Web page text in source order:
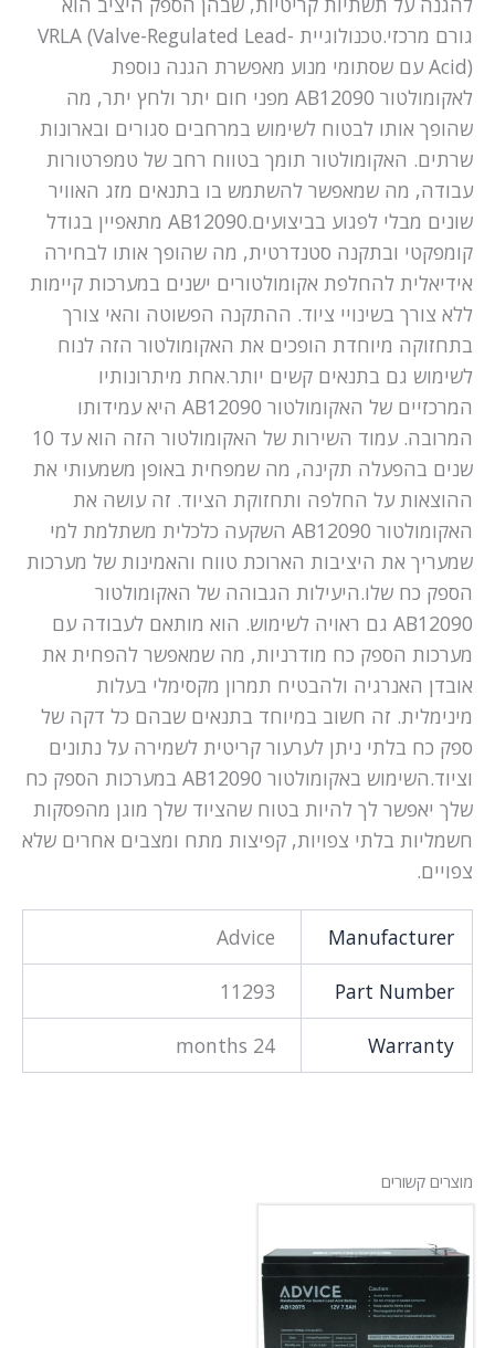
גורם מרכזי.טכנולוגיית VRLA (Valve-Regulated Lead-
Acid) עם שסתומי מנוע מאפשרת הגנה נוספת
לאקומולטור AB12090 מפני חום יתר ולחץ יתר, מה
שהופך אותו לבטוח לשימוש במרחבים סגורים ובארונות
שרתים. האקומולטור תומך בטווח רחב של טמפרטורות
עבודה, מה שמאפשר להשתמש בו בתנאים מזג האוויר
שונים מבלי לפגוע בביצועים.AB12090 מתאפיין בגודל
קומפקטי ובתקנה סטנדרטית, מה שהופך אותו לבחירה
אידיאלית להחלפת אקומולטורים ישנים במערכות קיימות
ללא צורך בשינויי ציוד. ההתקנה הפשוטה והאי צורך
בתחזוקה מיוחדת הופכים את האקומולטור הזה לנוח
לשימוש גם בתנאים קשים יותר.אחת מיתרונותיו
המרכזיים של האקומולטור AB12090 היא עמידותו
המרובה. עמוד השירות של האקומולטור הזה הוא עד 10
שנים בהפעלה תקינה, מה שמפחית באופן משמעותי את
ההוצאות על החלפה ותחזוקת הציוד. זה עושה את
האקומולטור AB12090 השקעה כלכלית משתלמת למי
שמעריך את היציבות הארוכת טווח והאמינות של מערכות
הספק כח שלו.היעילות הגבוהה של האקומולטור
AB12090 גם ראויה לשימוש. הוא מותאם לעבודה עם
מערכות הספק כח מודרניות, מה שמאפשר להפחית את
אובדן האנרגיה ולהבטיח תמרון מקסימלי בעלות
מינימלית. זה חשוב במיוחד בתנאים שבהם כל דקה של
ספק כח בלתי ניתן לערעור קריטית לשמירה על נתונים
וציוד.השימוש באקומולטור AB12090 במערכות הספק כח
שלך יאפשר לך להיות בטוח שהציוד שלך מוגן מהפסקות
חשמליות בלתי צפויות, קפיצות מתח ומצבים אחרים שלא
צפויים.
Manufacturer
Advice
Part Number
11293
Warranty
24 months
מוצרים קשורים